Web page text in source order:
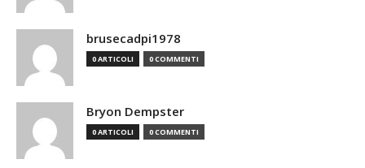
brusecadpi1978
0 ARTICOLI 0 COMMENTI
Bryon Dempster
0 ARTICOLI 0 COMMENTI